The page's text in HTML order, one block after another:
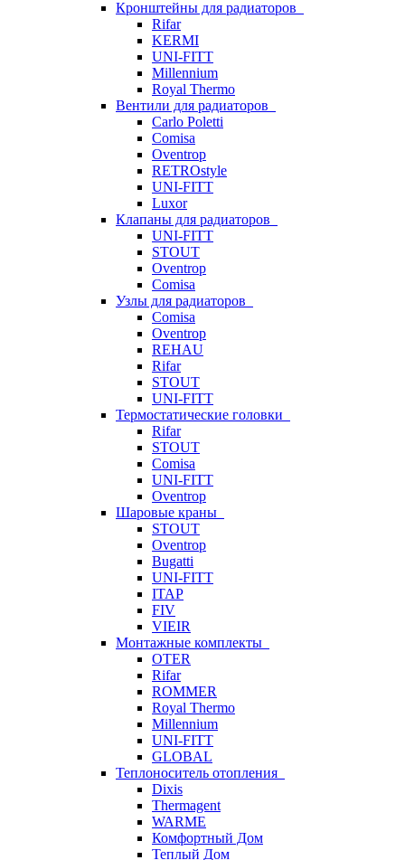
Кронштейны для радиаторов
Rifar
KERMI
UNI-FITT
Millennium
Royal Thermo
Вентили для радиаторов
Carlo Poletti
Comisa
Oventrop
RETROstyle
UNI-FITT
Luxor
Клапаны для радиаторов
UNI-FITT
STOUT
Oventrop
Comisa
Узлы для радиаторов
Comisa
Oventrop
REHAU
Rifar
STOUT
UNI-FITT
Термостатические головки
Rifar
STOUT
Comisa
UNI-FITT
Oventrop
Шаровые краны
STOUT
Oventrop
Bugatti
UNI-FITT
ITAP
FIV
VIEIR
Монтажные комплекты
OTER
Rifar
ROMMER
Royal Thermo
Millennium
UNI-FITT
GLOBAL
Теплоноситель отопления
Dixis
Thermagent
WARME
Комфортный Дом
Теплый Дом